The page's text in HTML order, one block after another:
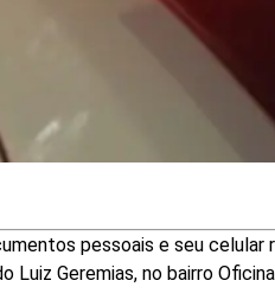
pessoais e seu celular
Geremias, no bairro